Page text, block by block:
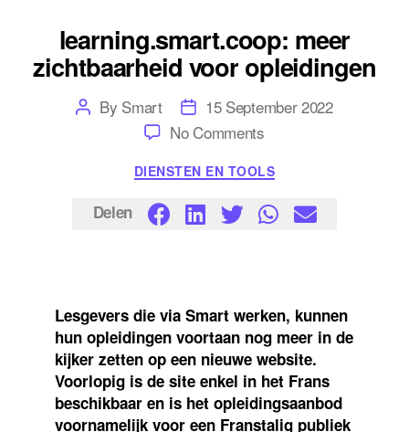
learning.smart.coop: meer
zichtbaarheid voor opleidingen
Post
author
By Smart Post
date
15 September 2022
No Commentson
meer
zichtbaarheid
opleidingen
Categories
DIENSTEN EN TOOLS
Delen
Lesgevers die via Smart werken, kunnen
hun opleidingen voortaan nog meer in de
kijker zetten op een nieuwe website.
Voorlopig is de site enkel in het Frans
beschikbaar en is het opleidingsaanbod
voornamelijk voor een Franstalig publiek